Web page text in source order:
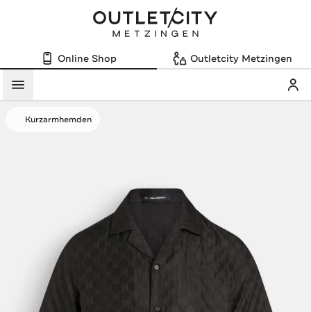
Online Shop Outletcity Metzingen
Menü
Kurzarmhemden